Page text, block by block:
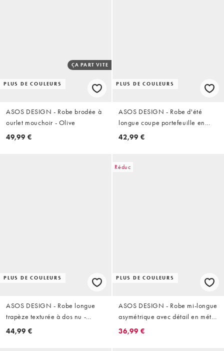
PLUS DE COULEURS
ÇA PART VITE
ASOS DESIGN - Robe brodée à
ourlet mouchoir - Olive
49,99 €
PLUS DE COULEURS
ASOS DESIGN - Robe d'été
longue coupe portefeuille en
coton et lin à dos nu - Vert
42,99 €
PLUS DE COULEURS
ASOS DESIGN - Robe longue
trapèze texturée à dos nu -
Chocolat
44,99 €
Réduc
PLUS DE COULEURS
ASOS DESIGN - Robe mi-longue
asymétrique avec détail en métal
- Noir
36,99 €